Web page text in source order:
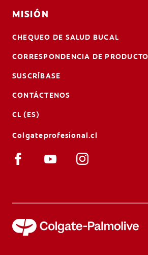
MISIÓN
CHEQUEO DE SALUD BUCAL
CORRESPONDENCIA DE
SUSCRÍBASE
CONTÁCTENOS
CL (ES)
Colgateprofesional.cl